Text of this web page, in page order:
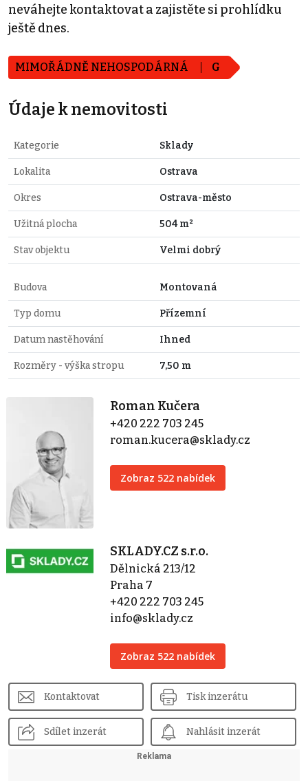
neváhejte kontaktovat a zajistěte si prohlídku
ještě dnes.
MIMOŘÁDNĚ NEHOSPODÁRNÁ G
Údaje k nemovitosti
Kategorie Sklady
Lokalita Ostrava
Okres Ostrava-město
Užitná plocha 504 m²
Stav objektu Velmi dobrý
Budova Montovaná
Typ domu Přízemní
Datum nastěhování Ihned
Rozměry - výška stropu 7,50 m
Roman Kučera
+420 222 703 245
roman.kucera@sklady.cz
Zobraz 522 nabídek
SKLADY.CZ s.r.o.
Dělnická 213/12
Praha 7
+420 222 703 245
info@sklady.cz
Zobraz 522 nabídek
Kontaktovat Tisk inzerátu
Sdílet inzerát Nahlásit inzerát